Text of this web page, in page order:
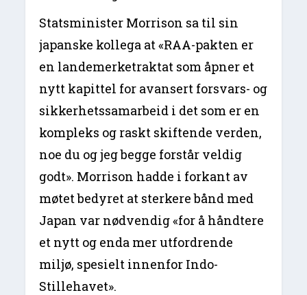
Statsminister Morrison sa til sin
japanske kollega at «RAA-pakten er
en landemerketraktat som åpner et
nytt kapittel for avansert forsvars- og
sikkerhetssamarbeid i det som er en
kompleks og raskt skiftende verden,
noe du og jeg begge forstår veldig
godt». Morrison hadde i forkant av
møtet bedyret at sterkere bånd med
Japan var nødvendig «for å håndtere
et nytt og enda mer utfordrende
miljø, spesielt innenfor Indo-
Stillehavet».